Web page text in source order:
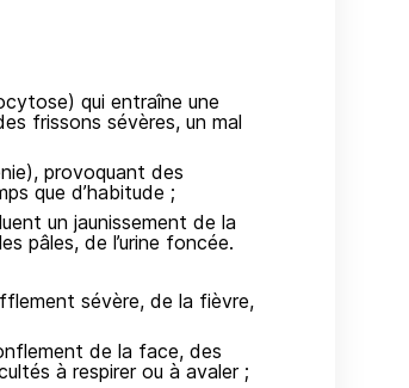
qui entraîne une
frissons sévères, un mal
provoquant des
que d’habitude ;
un jaunissement de la
pâles, de l’urine foncée.
sévère, de la fièvre,
de la face, des
à respirer ou à avaler ;